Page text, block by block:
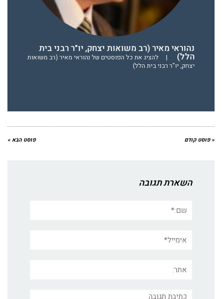
נהוראי מאיר (רב משואות יצחק, יו"ר רבני בית
הלל) |
להציג את כל הפוסטים של נהוראי מאיר (רב משואות
יצחק, יו"ר רבני בית הלל)
« פוסט קודם פוסט הבא »
השארת תגובה
תגובה